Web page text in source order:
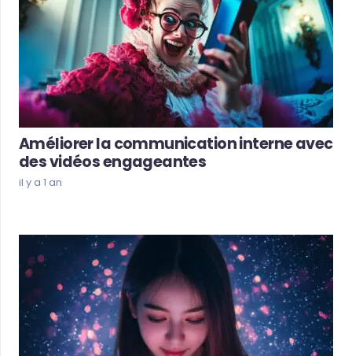
Améliorer la communication interne avec
des vidéos engageantes
il y a 1 an